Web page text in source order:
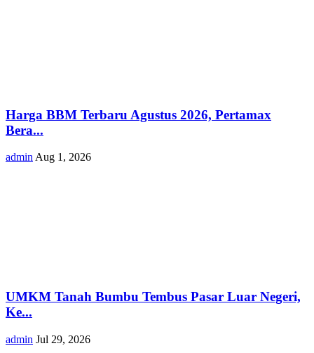
Harga BBM Terbaru Agustus 2026, Pertamax
Bera...
admin Aug 1, 2026
UMKM Tanah Bumbu Tembus Pasar Luar Negeri,
Ke...
admin Jul 29, 2026